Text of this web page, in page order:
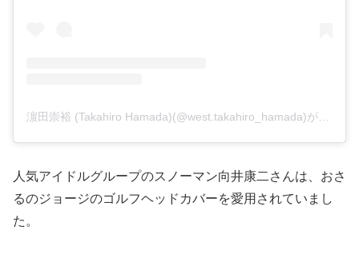
人気アイドルグループのスノーマン向井康二さんは、おさ
るのジョージのゴルフヘッドカバーを愛用されていまし
た。